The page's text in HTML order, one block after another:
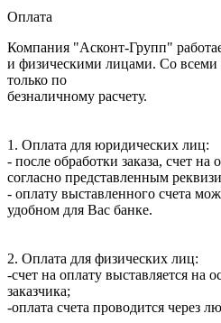
Оплата
Компания "Асконт-Групп"
и физическими лицами. Со
только по
безналичному расчету.
1. Оплата для юридических лиц:
- после обработки заказа, счет на
согласно представленным
- оплату выставленного счета
удобном для Вас банке.
2. Оплата для физических лиц:
-счет на оплату выставляется на
заказчика;
-оплата счета проводится через